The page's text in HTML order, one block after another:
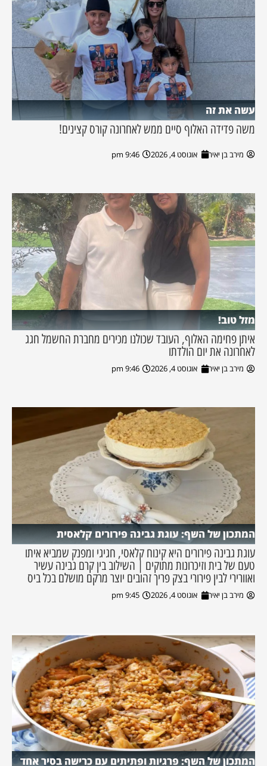
עשה את זה
משה פדידה האלוף סיים ממש לאחרונה קורס קצינים!
מירב בן יאיר אוגוסט 4, 2026 9:46 pm
מזל טוב!
איתן פחימה האלוף, העובד שכולנו מכירים מחברת החשמל חגג
לאחרונה את יום הולדתו
מירב בן יאיר אוגוסט 4, 2026 9:46 pm
המתכון של השף: עוגת גבינה פירורים קלאסית
עוגת גבינה פירורים היא קינוח קלאסי, חגיגי ומפנק שמביא איתו
טעם של בית וזיכרונות מתוקים | השילוב בין קרם גבינה עשיר
ואוורירי לבין פירורי בצק פריך זהובים יוצר מרקם מושלם בכל ביס
מירב בן יאיר אוגוסט 4, 2026 9:45 pm
המתכון של השף: פרגיות ופתיתים עם כרישה בסיר אחד